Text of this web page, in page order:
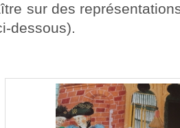
sur des
dessous).